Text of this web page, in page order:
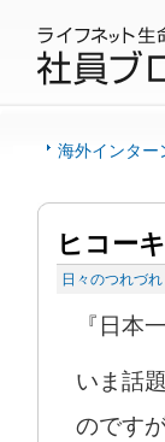
海外インター
ヒコー
日々のつれづれ
『日本
いま話
のですが